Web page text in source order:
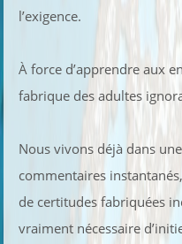
l’exigence.
À force d’apprendre aux
fabrique des adultes
Nous vivons déjà dans
commentaires
de certitudes fabriquées
vraiment nécessaire